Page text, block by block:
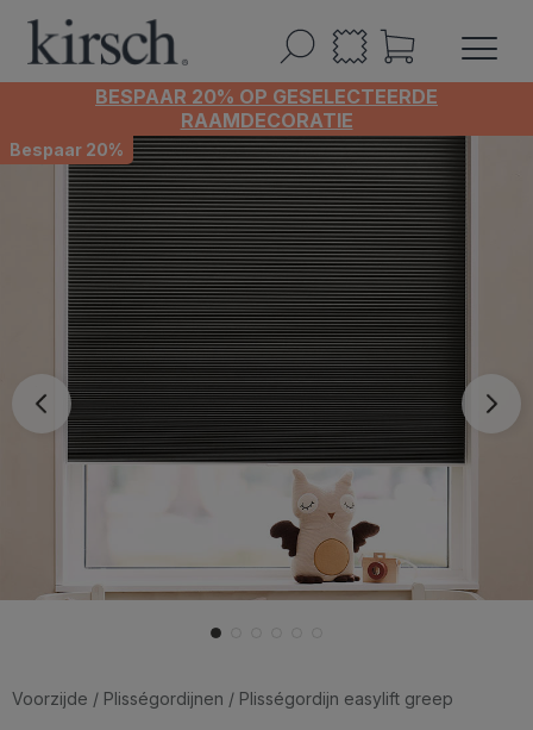
BESPAAR 20% OP GESELECTEERDE
RAAMDECORATIE
Bespaar 20%
Voorzijde / Plisségordijnen / Plisségordijn easylift greep